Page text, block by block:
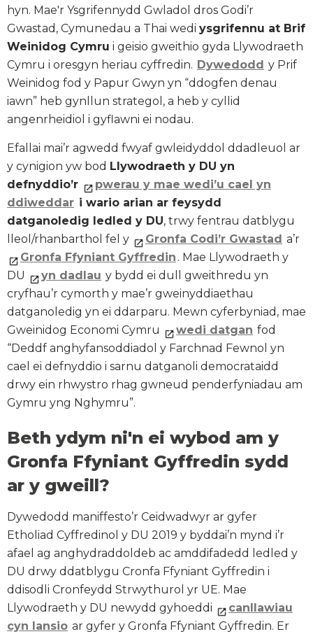
hyn. Mae'r Ysgrifennydd Gwladol dros Godi’r
Gwastad, Cymunedau a Thai wedi ysgrifennu at Brif
Weinidog Cymru i geisio gweithio gyda Llywodraeth
Cymru i oresgyn heriau cyffredin. Dywedodd y Prif
Weinidog fod y Papur Gwyn yn “ddogfen denau
iawn” heb gynllun strategol, a heb y cyllid
angenrheidiol i gyflawni ei nodau.
Efallai mai’r agwedd fwyaf gwleidyddol ddadleuol ar
y cynigion yw bod Llywodraeth y DU yn
defnyddio’r
pwerau y mae wedi’u cael yn
ddiweddar i wario arian ar feysydd
datganoledig ledled y DU, trwy fentrau datblygu
lleol/rhanbarthol fel y
Gronfa Codi’r Gwastad a’r
Gronfa Ffyniant Gyffredin . Mae Llywodraeth y
DU
yn dadlau y bydd ei dull gweithredu yn
cryfhau’r cymorth y mae’r gweinyddiaethau
datganoledig yn ei ddarparu. Mewn cyferbyniad, mae
Gweinidog Economi Cymru
wedi datgan fod
“Deddf anghyfansoddiadol y Farchnad Fewnol yn
cael ei defnyddio i sarnu datganoli democrataidd
drwy ein rhwystro rhag gwneud penderfyniadau am
Gymru yng Nghymru”.
Beth ydym ni'n ei wybod am y
Gronfa Ffyniant Gyffredin sydd
ar y gweill?
Dywedodd maniffesto’r Ceidwadwyr ar gyfer
Etholiad Cyffredinol y DU 2019 y byddai’n mynd i’r
afael ag anghydraddoldeb ac amddifadedd ledled y
DU drwy ddatblygu Cronfa Ffyniant Gyffredin i
ddisodli Cronfeydd Strwythurol yr UE. Mae
Llywodraeth y DU newydd gyhoeddi
canllawiau
cyn lansio ar gyfer y Gronfa Ffyniant Gyffredin. Er